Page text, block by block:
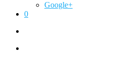
Google+
0